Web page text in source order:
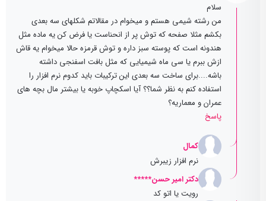
سلام
من رشته شیمی هستم و میخوام در مقالاتم شکلهای سه بعدی
بکشم مثلا صفحه که توش پر از انحناست یا فرض کن یه ماده مثل
هندونه است که پوسته سبز داره و توش قرمزه حالا میخوام یه قاش
ازش ببرم یا سی ماه شیمیایی که مثل بافت اسفنجی داشته
باشه....برای ساخت سه بعدی این ترکیبات باید کدوم نرم افزار را
استفاده کنم به نظر شما؟؟ آیا اسکچاپ خوبه یا بیشتر مال بچه های
عمران و معماریه؟
پاسخ
کمال
نرم افزار زیبرش
دکتر امیر حسن*****
رویت یا اتو کد